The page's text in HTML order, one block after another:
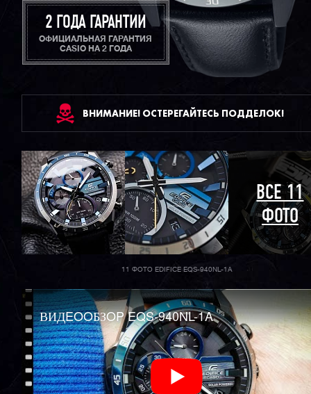
2 ГОДА ГАРАНТИИ
ОФИЦИАЛЬНАЯ ГАРАНТИЯ
CASIO НА 2 ГОДА
ВНИМАНИЕ! ОСТЕРЕГАЙТЕСЬ ПОДДЕЛОК!
ВСЕ 11
ФОТО
11 ФОТО EDIFICE EQS-940NL-1A
ВИДEOOБЗOP EQS-940NL-1A